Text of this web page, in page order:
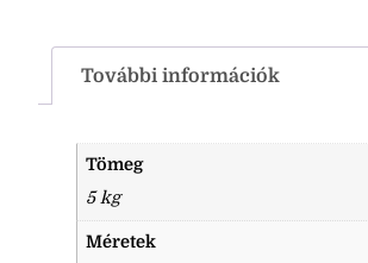
További információk
Tömeg
5 kg
Méretek